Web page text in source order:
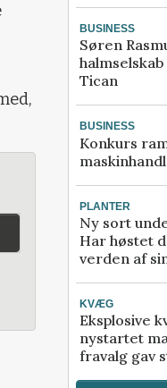
BUSINESS
Søren
Tican
BUSINESS
Konkurs
PLANTER
Ny sort
Har høstet
verden af
KVÆG
Eksplosive
nystartet
fravalg gav